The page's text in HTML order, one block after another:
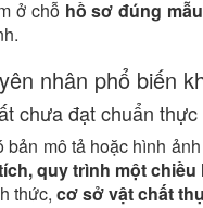
ở chỗ hồ sơ đúng
nhân phổ biến
chưa đạt chuẩn thực
bản mô tả hoặc hình
quy trình một
thức, cơ sở vật chất